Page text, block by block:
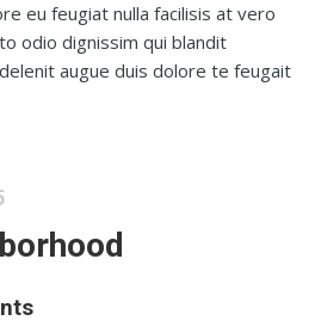
eu feugiat nulla facilisis at vero
odio dignissim qui blandit
augue duis dolore te feugait